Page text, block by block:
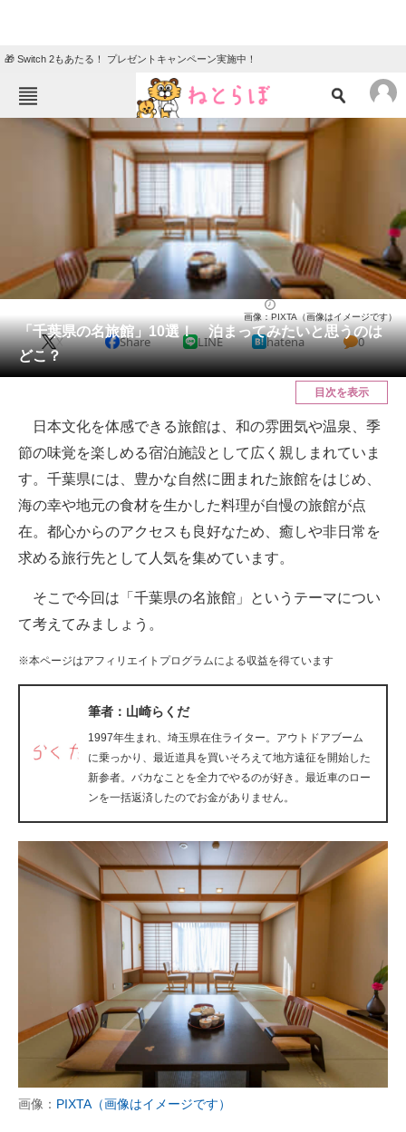
🎁 Switch 2もあたる！ プレゼントキャンペーン実施中！
ねとらぼメニュー
ニュース
クイズ
地域
教育・育児
動物 リサーチ
会員記事
メディア
ITの今と未来を見通す
スマホと通信の最新トレンド
進化するPCとデバイスの未来
好きが集まる 比べて選べる
ビジネスと働き方のヒント
経営リーダーのコミュニティ
マーケ×ITの今がよく分かる
ITエンジニア向け専門サイト
IT製品の技術・比較・事例
製造業のIT導入・活用を支援
モノづくり技術者専門サイト
エレクトロニクス専門サイト
電子設計の基本と応用
エネルギーの専門メディア
建設×テクノロジーの最前線
「千葉県の名旅館」10選！ 泊まってみたいと思うのは
どこ？
画像：PIXTA（画像はイメージです）
X Share LINE hatena 0
目次を表示
日本文化を体感できる旅館は、和の雰囲気や温泉、季
節の味覚を楽しめる宿泊施設として広く親しまれていま
す。千葉県には、豊かな自然に囲まれた旅館をはじめ、
海の幸や地元の食材を生かした料理が自慢の旅館が点
在。都心からのアクセスも良好なため、癒しや非日常を
求める旅行先として人気を集めています。
そこで今回は「千葉県の名旅館」というテーマについ
て考えてみましょう。
※本ページはアフィリエイトプログラムによる収益を得ています
筆者：山崎らくだ
1997年生まれ、埼玉県在住ライター。アウトドアブーム
に乗っかり、最近道具を買いそろえて地方遠征を開始した
新参者。バカなことを全力でやるのが好き。最近車のロー
ンを一括返済したのでお金がありません。
画像： PIXTA（画像はイメージです）